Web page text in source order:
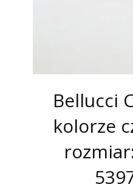
Bellucci
kolorze